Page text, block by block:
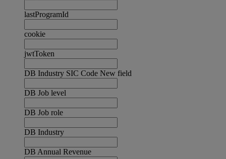
lastProgramId
cookie
jwtToken
DB Industry SIC Code New field
DB Job level
DB Job role
DB Industry
DB Annual Revenue